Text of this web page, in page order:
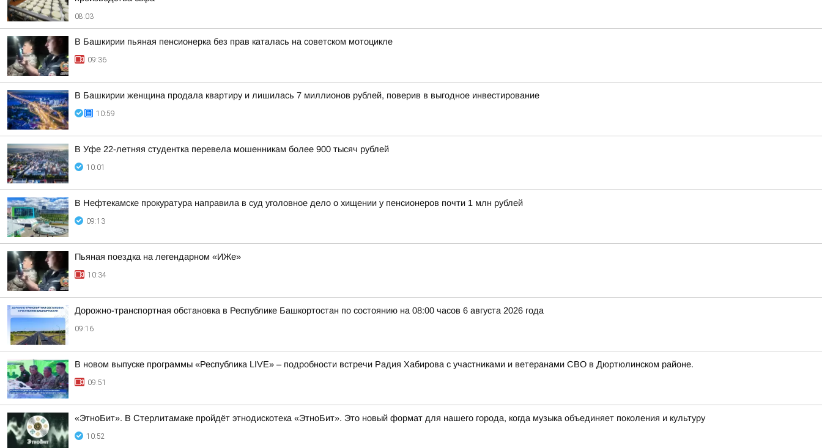
08:03
В Башкирии пьяная пенсионерка без прав каталась на советском мотоцикле
09:36
В Башкирии женщина продала квартиру и лишилась 7 миллионов рублей, поверив в выгодное инвестирование
10:59
В Уфе 22-летняя студентка перевела мошенникам более 900 тысяч рублей
10:01
В Нефтекамске прокуратура направила в суд уголовное дело о хищении у пенсионеров почти 1 млн рублей
09:13
Пьяная поездка на легендарном «ИЖе»
10:34
Дорожно-транспортная обстановка в Республике Башкортостан по состоянию на 08:00 часов 6 августа 2026 года
09:16
В новом выпуске программы «Республика LIVE» – подробности встречи Радия Хабирова с участниками и ветеранами СВО в Дюртюлинском районе.
09:51
«ЭтноБит». В Стерлитамаке пройдёт этнодискотека «ЭтноБит». Это новый формат для нашего города, когда музыка объединяет поколения и культуру
10:52